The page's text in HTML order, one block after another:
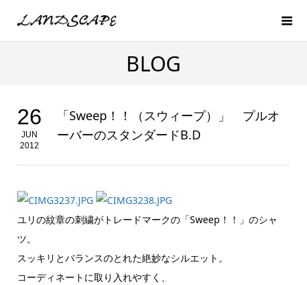
BLOG
26
JUN
2012
「Sweep！！（スウィープ）」 プルオ
ーバーのスタンダードB.D
ユリの紋章の刺繍がトレードマークの「Sweep！！」のシャ
ツ。
スッキリとバランスのとれた絶妙なシルエット。
コーディネートに取り入れやすく、